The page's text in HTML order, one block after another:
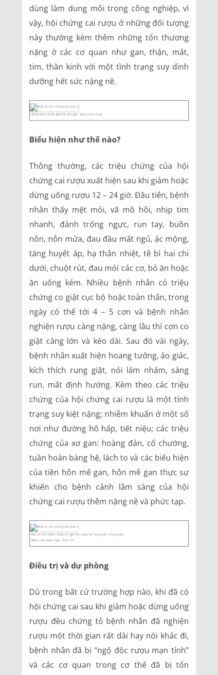
dùng làm dung môi trong công nghiệp, vì
vậy, hội chứng cai rượu ở những đối tượng
này thường kèm thêm những tổn thương
nặng ở các cơ quan như gan, thận, mắt,
tim, thần kinh với một tình trạng suy dinh
dưỡng hết sức nặng nề.
Uống rượu nhiều gây hại cho gan. (ảnh minh họa)
Biểu hiện như thế nào?
Thông thường, các triệu chứng của hội
chứng cai rượu xuất hiện sau khi giảm hoặc
dừng uống rượu 12 – 24 giờ. Đầu tiên, bệnh
nhân thấy mệt mỏi, vã mồ hôi, nhịp tim
nhanh, đánh trống ngực, run tay, buồn
nôn, nôn mửa, đau đầu mất ngủ, ác mộng,
tăng huyết áp, hạ thân nhiệt, tê bì hai chi
dưới, chuột rút, đau mỏi các cơ, bỏ ăn hoặc
ăn uống kém. Nhiều bệnh nhân có triệu
chứng co giật cục bộ hoặc toàn thân, trong
ngày có thể tới 4 – 5 cơn và bệnh nhân
nghiện rượu càng nặng, càng lâu thì cơn co
giật càng lớn và kéo dài. Sau đó vài ngày,
bệnh nhân xuất hiện hoang tưởng, ảo giác,
kích thích rung giật, nói lảm nhảm, sảng
run, mất định hướng. Kèm theo các triệu
chứng của hội chứng cai rượu là một tình
trạng suy kiệt nặng; nhiễm khuẩn ở một số
nơi như đường hô hấp, tiết niệu; các triệu
chứng của xơ gan: hoàng đản, cổ chướng,
tuần hoàn bàng hệ, lách to và các biểu hiện
của tiền hôn mê gan, hôn mê gan thực sự
khiến cho bệnh cảnh lâm sàng của hội
chứng cai rượu thêm nặng nề và phức tạp.
Điều trị cho bệnh nhân bị ngộ độc rượu tại Trung tâm Chống độc
(Bệnh viện Bạch Mai). Ảnh: PV
Điều trị và dự phòng
Dù trong bất cứ trường hợp nào, khi đã có
hội chứng cai sau khi giảm hoặc dừng uống
rượu đều chứng tỏ bệnh nhân đã nghiện
rượu một thời gian rất dài hay nói khác đi,
bệnh nhân đã bị “ngộ độc rượu mạn tính”
và các cơ quan trong cơ thể đã bị tổn